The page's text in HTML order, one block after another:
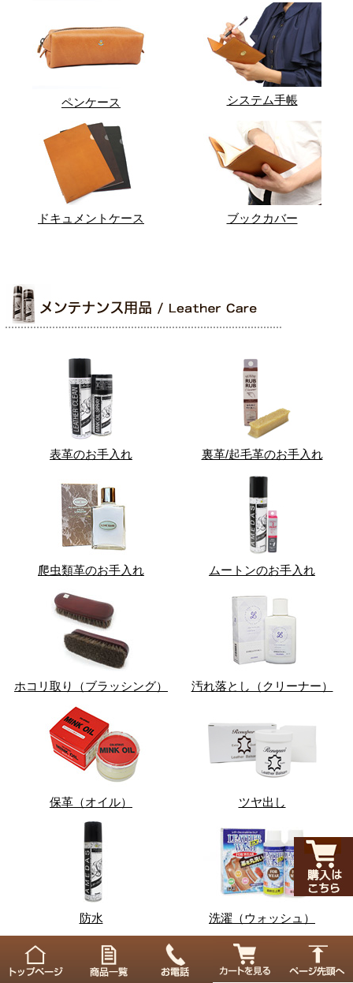
ペンケース システム手帳
ドキュメントケース ブックカバー
表革のお手入れ 裏革/起毛革のお手入れ
爬虫類革のお手入れ ムートンのお手入れ
ホコリ取り（ブラッシング） 汚れ落とし（クリーナー）
保革（オイル） ツヤ出し
防水 洗濯（ウォッシュ）